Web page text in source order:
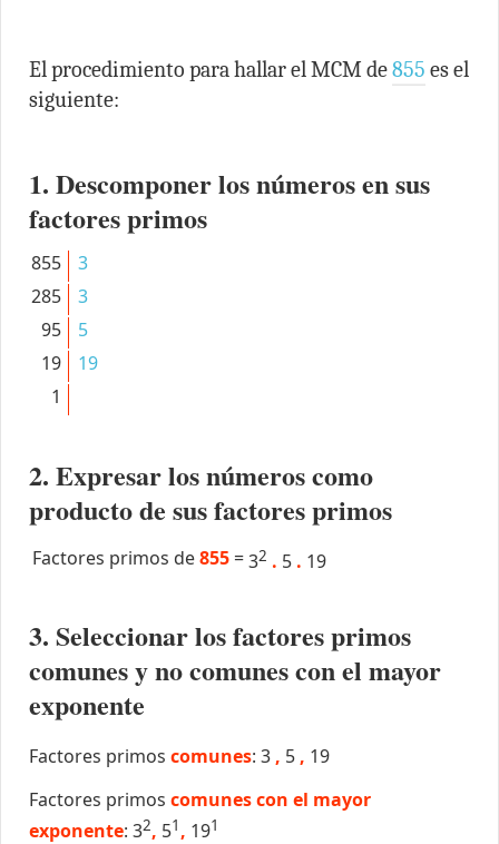
El procedimiento para hallar el MCM de855 es el
siguiente:
1. Descomponer los números en sus
factores primos
855
3
285
3
95
5
19
19
1
2. Expresar los números como
producto de sus factores primos
Factores primos de855 =32 . 5 . 19
3. Seleccionar los factores primos
comunes y no comunes con el mayor
exponente
Factores primos comunes: 3 , 5 , 19
Factores primos comunes con el mayor
exponente: 32, 51 , 191